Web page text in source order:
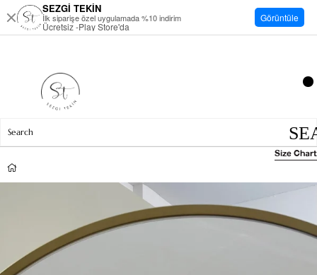
Size Chart
SEZGİ TEKİN
İlk siparişe özel uygulamada %10 indirim
Ücretsiz -Play Store'da
Görüntüle